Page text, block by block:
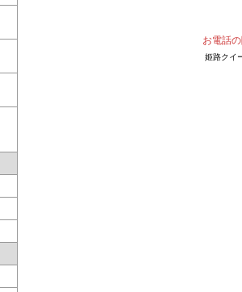
お電話
姫路クイ